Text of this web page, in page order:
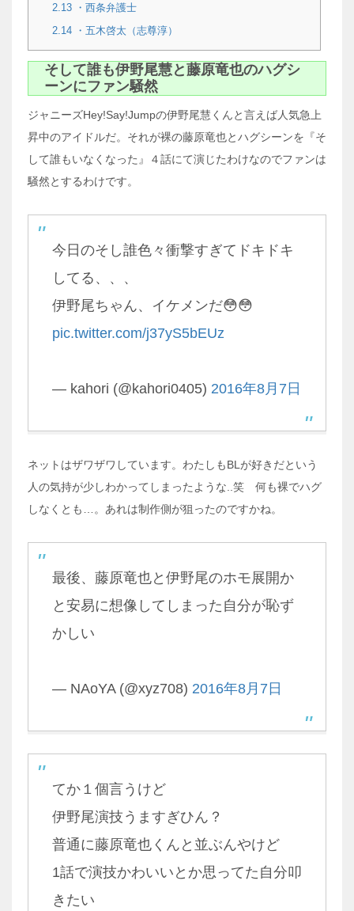
2.13・西条弁護士
2.14・五木啓太（志尊淳）
そして誰も伊野尾慧と藤原竜也のハグシ
ーンにファン騒然
ジャニーズHey!Say!Jumpの伊野尾慧くんと言えば人気急上
昇中のアイドルだ。それが裸の藤原竜也とハグシーンを『そ
して誰もいなくなった』４話にて演じたわけなのでファンは
騒然とするわけです。
今日のそし誰色々衝撃すぎてドキドキ
してる、、、
伊野尾ちゃん、イケメンだ😳😳
pic.twitter.com/j37yS5bEUz
— kahori (@kahori0405) 2016年8月7日
ネットはザワザワしています。わたしもBLが好きだという
人の気持が少しわかってしまったような..笑 何も裸でハグ
しなくとも…。あれは制作側が狙ったのですかね。
最後、藤原竜也と伊野尾のホモ展開か
と安易に想像してしまった自分が恥ず
かしい
— NAoYA (@xyz708) 2016年8月7日
てか１個言うけど
伊野尾演技うますぎひん？
普通に藤原竜也くんと並ぶんやけど
1話で演技かわいいとか思ってた自分叩
きたい